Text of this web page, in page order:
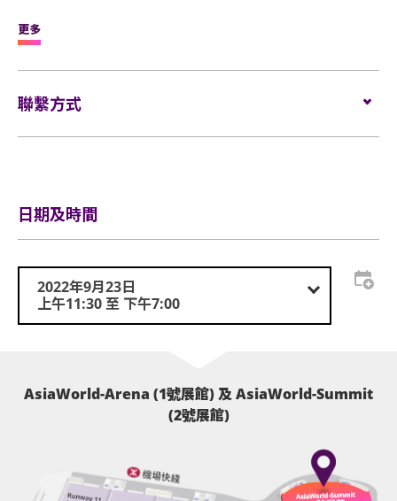
在這全球文化節中，您不但可欣賞到各國藝術品和獨特文
化產品外，更可一睹精彩文化表演！大眾可藉此難得機會
請密切留意大會網址
。如有
更多
聯繫方式
電話:
日期及時間
2022年9月23日
上午11:30 至 下午7:00
AsiaWorld-Arena (1號展館) 及 AsiaWorld-Summit
(2號展館)